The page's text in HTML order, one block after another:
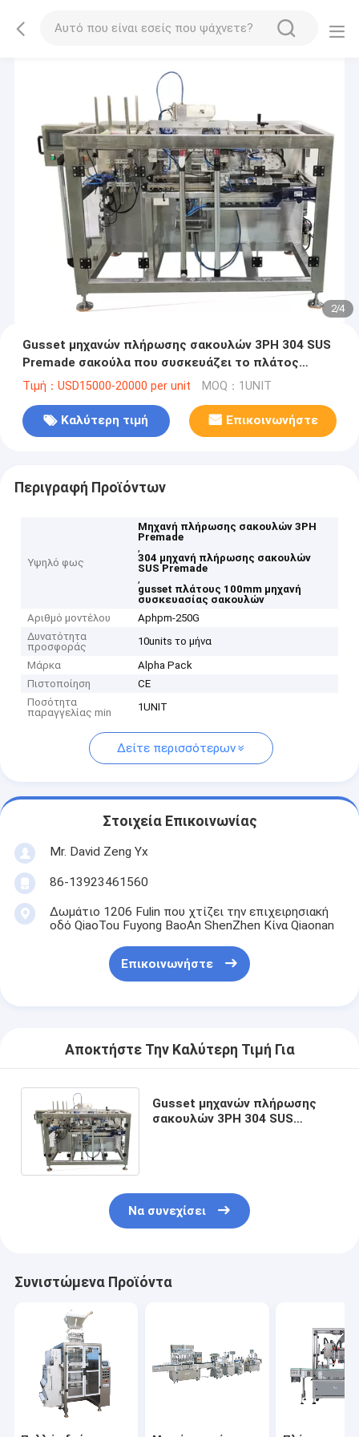
2/4
Gusset μηχανών πλήρωσης σακουλών 3PH 304 SUS
Premade σακούλα που συσκευάζει το πλάτος
100mm
Τιμή：USD15000-20000 per unit MOQ：1UNIT
Καλύτερη τιμή Επικοινωνήστε
Περιγραφή Προϊόντων
Υψηλό φως
Μηχανή πλήρωσης σακουλών 3PH
Premade
,
304 μηχανή πλήρωσης σακουλών
SUS Premade
,
gusset πλάτους 100mm μηχανή
συσκευασίας σακουλών
Αριθμό μοντέλου
Aphpm-250G
Δυνατότητα
προσφοράς
10units το μήνα
Μάρκα
Alpha Pack
Πιστοποίηση
CE
Ποσότητα
παραγγελίας min
1UNIT
Δείτε περισσότερων
Στοιχεία Επικοινωνίας
Mr. David Zeng Yx
86-13923461560
Δωμάτιο 1206 Fulin που χτίζει την επιχειρησιακή
οδό QiaoTou Fuyong BaoAn ShenZhen Κίνα Qiaonan
Επικοινωνήστε
Αποκτήστε Την Καλύτερη Τιμή Για
Gusset μηχανών πλήρωσης
σακουλών 3PH 304 SUS
Να συνεχίσει
Συνιστώμενα Προϊόντα